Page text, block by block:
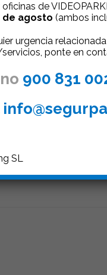
de
de agosto (ambos
urgencia
ponte en
900 831
SL